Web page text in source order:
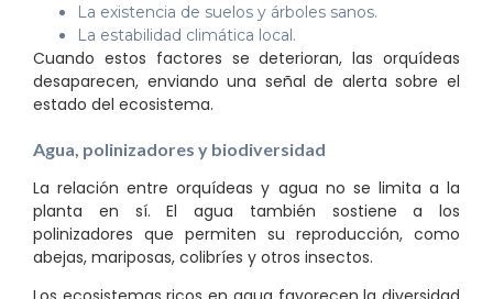
La existencia de suelos y árboles sanos.
La estabilidad climática local.
Cuando estos factores se deterioran, las orquídeas
desaparecen, enviando una señal de alerta sobre el
estado del ecosistema.
Agua, polinizadores y biodiversidad
La relación entre orquídeas y agua no se limita a la
planta en sí. El agua también sostiene a los
polinizadores que permiten su reproducción, como
abejas, mariposas, colibríes y otros insectos.